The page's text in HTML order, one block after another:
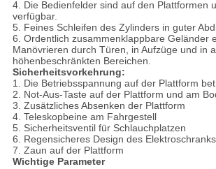
4. Die Bedienfelder sind auf den Plattformen
verfügbar.
5. Feines Schleifen des Zylinders in guter
6. Ordentlich zusammenklappbare Geländer
Manövrieren durch Türen, in Aufzüge und in
höhenbeschränkten Bereichen.
Sicherheitsvorkehrung:
1. Die Betriebsspannung auf der Plattform
2. Not-Aus-Taste auf der Plattform und am
3. Zusätzliches Absenken der Plattform
4. Teleskopbeine am Fahrgestell
5. Sicherheitsventil für Schlauchplatzen
6. Regensicheres Design des Elektroschranks
7. Zaun auf der Plattform
Wichtige Parameter